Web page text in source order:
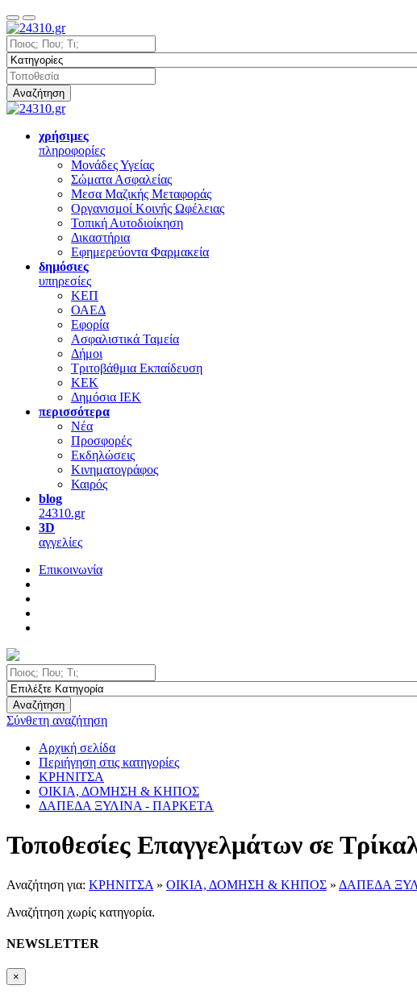
Αναζήτηση
χρήσιμες
πληροφορίες
Μονάδες Υγείας
Σώματα Ασφαλείας
Μεσα Μαζικής Μεταφοράς
Οργανισμοί Κοινής Ωφέλειας
Τοπική Αυτοδιοίκηση
Δικαστήρια
Εφημερεύοντα Φαρμακεία
δημόσιες
υπηρεσίες
ΚΕΠ
ΟΑΕΔ
Εφορία
Ασφαλιστικά Ταμεία
Δήμοι
Τριτοβάθμια Εκπαίδευση
ΚΕΚ
Δημόσια ΙΕΚ
περισσότερα
Νέα
Προσφορές
Εκδηλώσεις
Κινηματογράφος
Καιρός
blog
24310.gr
3D
αγγελίες
Επικοινωνία
Αναζήτηση
Σύνθετη αναζήτηση
Αρχική σελίδα
Περιήγηση στις κατηγορίες
ΚΡΗΝΙΤΣΑ
ΟΙΚΙΑ, ΔΟΜΗΣΗ & ΚΗΠΟΣ
ΔΑΠΕΔΑ ΞΥΛΙΝΑ - ΠΑΡΚΕΤΑ
Τοποθεσίες Επαγγελμάτων σε
Αναζήτηση για: ΚΡΗΝΙΤΣΑ » ΟΙΚΙΑ, ΔΟΜΗΣΗ & ΚΗΠΟΣ » ΔΑΠΕΔΑ
Αναζήτηση χωρίς κατηγορία.
NEWSLETTER
×